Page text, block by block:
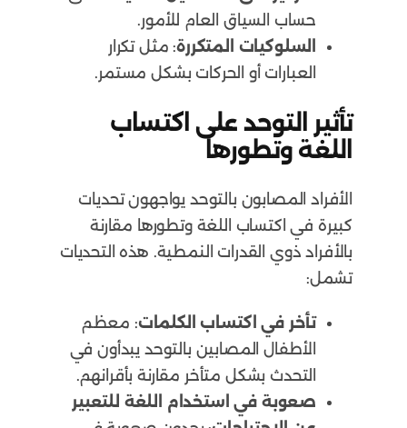
حساب السياق العام للأمور.
السلوكيات المتكررة: مثل تكرار
العبارات أو الحركات بشكل مستمر.
تأثير التوحد على اكتساب
اللغة وتطورها
الأفراد المصابون بالتوحد يواجهون تحديات
كبيرة في اكتساب اللغة وتطورها مقارنة
بالأفراد ذوي القدرات النمطية. هذه التحديات
تشمل:
تأخر في اكتساب الكلمات: معظم
الأطفال المصابين بالتوحد يبدأون في
التحدث بشكل متأخر مقارنة بأقرانهم.
صعوبة في استخدام اللغة للتعبير